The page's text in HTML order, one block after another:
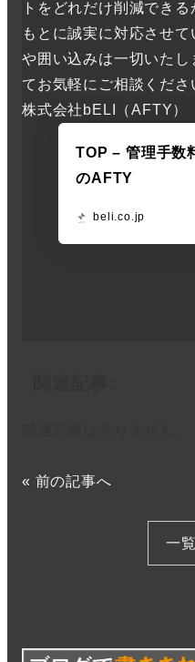
トをどれだけ削減でき
もとに誠実に対応させ
や囲い込みは一切いた
てお気軽にご相談くださ
株式会社bELI（AFTY）
TOP – 管理手数
のAFTY
beli.co.jp
« 前の記事へ
一